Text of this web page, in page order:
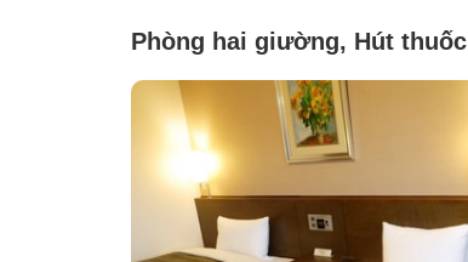
Phòng hai giường, Hút thuốc